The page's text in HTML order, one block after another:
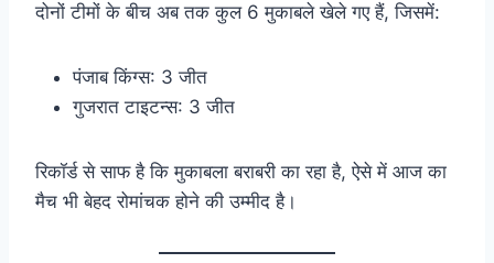
दोनों टीमों के बीच अब तक कुल 6 मुकाबले खेले गए हैं, जिसमें:
पंजाब किंग्स: 3 जीत
गुजरात टाइटन्स: 3 जीत
रिकॉर्ड से साफ है कि मुकाबला बराबरी का रहा है, ऐसे में आज का
मैच भी बेहद रोमांचक होने की उम्मीद है।